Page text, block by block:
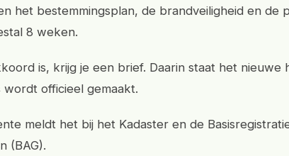
het bestemmingsplan, de brandveiligheid en de
8 weken.
is, krijg je een brief. Daarin staat het nieuwe
wordt officieel gemaakt.
meldt het bij het Kadaster en de
(BAG).